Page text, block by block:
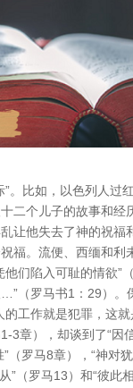
。比如，以色列人
二个儿子的故事和
让他失去了神的祝
福。流便、西缅和
们陷入可耻的情欲”
（罗马书1：29）
工作就是犯罪，这
3章），却谈到了“因
（罗马8章），“神
”（罗马13）和“彼